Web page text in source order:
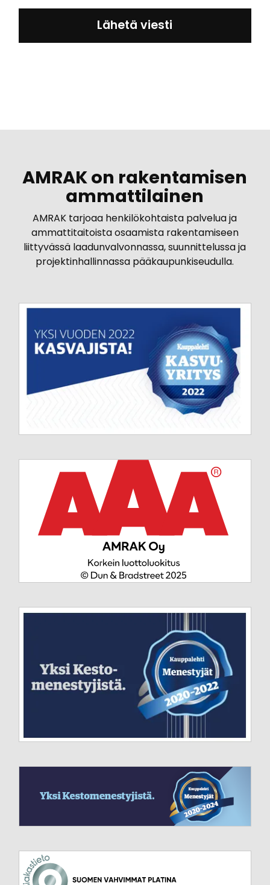
AMRAK on rakentamisen
ammattilainen
AMRAK tarjoaa henkilökohtaista palvelua ja
ammattitaitoista osaamista rakentamiseen
liittyvässä laadunvalvonnassa, suunnittelussa ja
projektinhallinnassa pääkaupunkiseudulla.